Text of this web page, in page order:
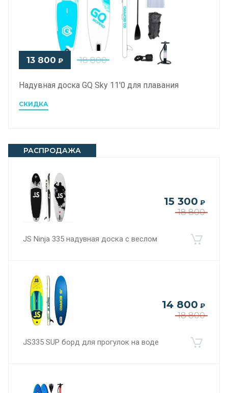
18 800
13 800 ₽
Надувная доска GQ Sky 11'0 для плавания
СКИДКА
РАСПРОДАЖА
18 800
15 300 ₽
JS Ninja 335 надувная доска с веслом
18 800
14 800 ₽
JS335 SUP борд для прогулок на воде